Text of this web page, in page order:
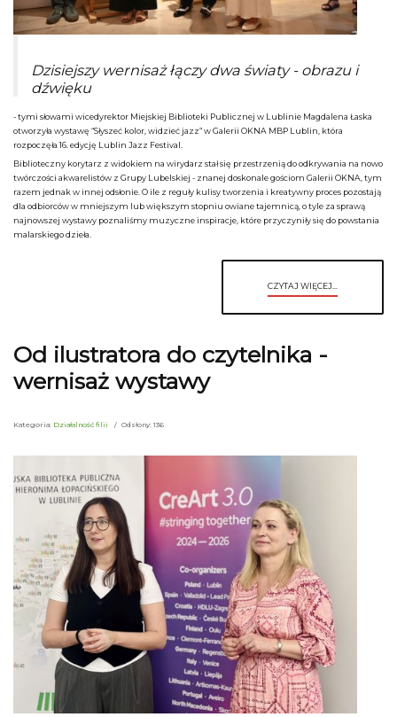
Dzisiejszy wernisaż łączy dwa światy - obrazu i
dźwięku
- tymi słowami wicedyrektor Miejskiej Biblioteki Publicznej w Lublinie Magdalena Łaska
otworzyła wystawę “Słyszeć kolor, widzieć jazz” w Galerii OKNA MBP Lublin, która
rozpoczęła 16. edycję Lublin Jazz Festival.
Biblioteczny korytarz z widokiem na wirydarz stał się przestrzenią do odkrywania na nowo
twórczości akwarelistów z Grupy Lubelskiej - znanej doskonale gościom Galerii OKNA, tym
razem jednak w innej odsłonie. O ile z reguły kulisy tworzenia i kreatywny proces pozostają
dla odbiorców w mniejszym lub większym stopniu owiane tajemnicą, o tyle za sprawą
najnowszej wystawy poznaliśmy muzyczne inspiracje, które przyczyniły się do powstania
malarskiego dzieła.
CZYTAJ WIĘCEJ...
Od ilustratora do czytelnika -
wernisaż wystawy
Kategoria: Działalność filii Odsłony: 136